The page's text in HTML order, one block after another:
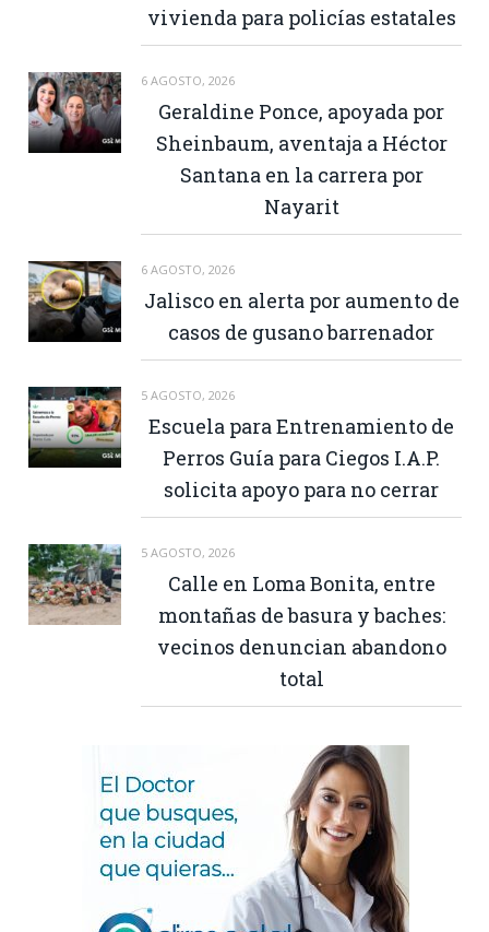
vivienda para policías estatales
6 AGOSTO, 2026
Geraldine Ponce, apoyada por
Sheinbaum, aventaja a Héctor
Santana en la carrera por
Nayarit
6 AGOSTO, 2026
Jalisco en alerta por aumento de
casos de gusano barrenador
5 AGOSTO, 2026
Escuela para Entrenamiento de
Perros Guía para Ciegos I.A.P.
solicita apoyo para no cerrar
5 AGOSTO, 2026
Calle en Loma Bonita, entre
montañas de basura y baches:
vecinos denuncian abandono
total